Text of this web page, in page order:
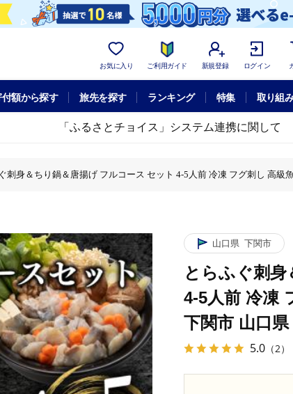
お気に入り ご利用ガイド 新規登録 ログイン
付額から探す 旅先を探す ランキング 特集 取り組
「ふるさとチョイス」システム連携に関して
刺身＆ちり鍋＆唐揚げ フルコース セット 4-5人前 冷凍 フグ刺し 高級
山口県 下関市
とらふぐ刺
4-5人前 冷凍
下関市 山口県
5.0 （2）